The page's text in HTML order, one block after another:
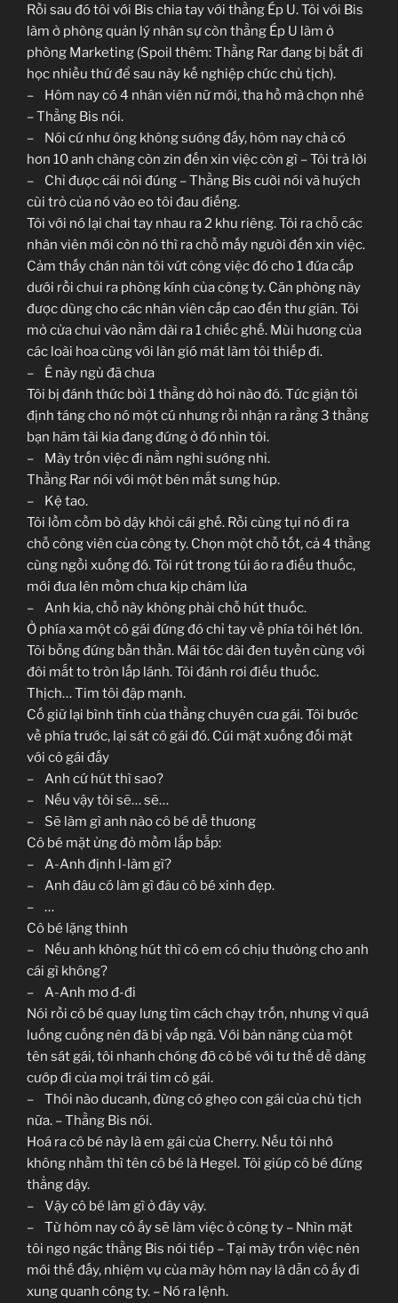
Rồi sau đó tôi với Bis chia tay với thằng Ép U. Tôi với Bis
làm ở phòng quản lý nhân sự còn thằng Ép U làm ở
phòng Marketing (Spoil thêm: Thằng Rar đang bị bắt đi
học nhiều thứ để sau này kế nghiệp chức chủ tịch).
– Hôm nay có 4 nhân viên nữ mới, tha hồ mà chọn nhé
– Thằng Bis nói.
– Nói cứ như ông không sướng đấy, hôm nay chả có
hơn 10 anh chàng còn zin đến xin việc còn gì – Tôi trả lời
– Chỉ được cái nói đúng – Thằng Bis cười nói và huých
cùi trỏ của nó vào eo tôi đau điếng.
Tôi với nó lại chai tay nhau ra 2 khu riêng. Tôi ra chỗ các
nhân viên mới còn nó thì ra chỗ mấy người đến xin việc.
Cảm thấy chán nản tôi vứt công việc đó cho 1 đứa cấp
dưới rồi chui ra phòng kính của công ty. Căn phòng này
được dùng cho các nhân viên cấp cao đến thư giãn. Tôi
mở cửa chui vào nằm dài ra 1 chiếc ghế. Mùi hương của
các loài hoa cùng với làn gió mát làm tôi thiếp đi.
– Ê này ngủ đã chưa
Tôi bị đánh thức bởi 1 thằng dở hơi nào đó. Tức giận tôi
định táng cho nó một cú nhưng rồi nhận ra rằng 3 thằng
bạn hãm tài kia đang đứng ở đó nhìn tôi.
– Mày trốn việc đi nằm nghỉ sướng nhỉ.
Thằng Rar nói với một bên mắt sưng húp.
– Kệ tao.
Tôi lồm cồm bò dậy khỏi cái ghế. Rồi cùng tụi nó đi ra
chỗ công viên của công ty. Chọn một chỗ tốt, cả 4 thằng
cùng ngồi xuống đó. Tôi rút trong túi áo ra điếu thuốc,
mới đưa lên mồm chưa kịp châm lửa
– Anh kia, chỗ này không phải chỗ hút thuốc.
Ở phía xa một cô gái đứng đó chỉ tay về phía tôi hét lớn.
Tôi bỗng đứng bần thần. Mái tóc dài đen tuyền cùng với
đôi mắt to tròn lấp lánh. Tôi đánh rơi điếu thuốc.
Thịch… Tim tôi đập mạnh.
Cố giữ lại bình tĩnh của thằng chuyên cưa gái. Tôi bước
về phía trước, lại sát cô gái đó. Cúi mặt xuống đối mặt
với cô gái đấy
– Anh cứ hút thì sao?
– Nếu vậy tôi sẽ… sẽ…
– Sẽ làm gì anh nào cô bé dễ thương
Cô bé mặt ửng đỏ mồm lắp bắp:
– A-Anh định l-làm gì?
– Anh đâu có làm gì đâu cô bé xinh đẹp.
– …
Cô bé lặng thinh
– Nếu anh không hút thì cô em có chịu thưởng cho anh
cái gì không?
– A-Anh mơ đ-đi
Nói rồi cô bé quay lưng tìm cách chạy trốn, nhưng vì quá
luống cuống nên đã bị vấp ngã. Với bản năng của một
tên sát gái, tôi nhanh chóng đỡ cô bé với tư thế dễ dàng
cướp đi của mọi trái tim cô gái.
– Thôi nào ducanh, đừng có ghẹo con gái của chủ tịch
nữa. – Thằng Bis nói.
Hoá ra cô bé này là em gái của Cherry. Nếu tôi nhớ
không nhầm thì tên cô bé là Hegel. Tôi giúp cô bé đứng
thẳng dậy.
– Vậy cô bé làm gì ở đây vậy.
– Từ hôm nay cô ấy sẽ làm việc ở công ty – Nhìn mặt
tôi ngơ ngác thằng Bis nói tiếp – Tại mày trốn việc nên
mới thế đấy, nhiệm vụ của mày hôm nay là dẫn cô ấy đi
xung quanh công ty. – Nó ra lệnh.